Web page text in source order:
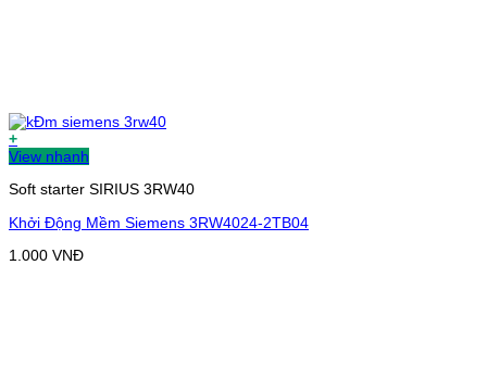
+
View nhanh
Soft starter SIRIUS 3RW40
Khởi Động Mềm Siemens 3RW4024-2TB04
1.000 VNĐ